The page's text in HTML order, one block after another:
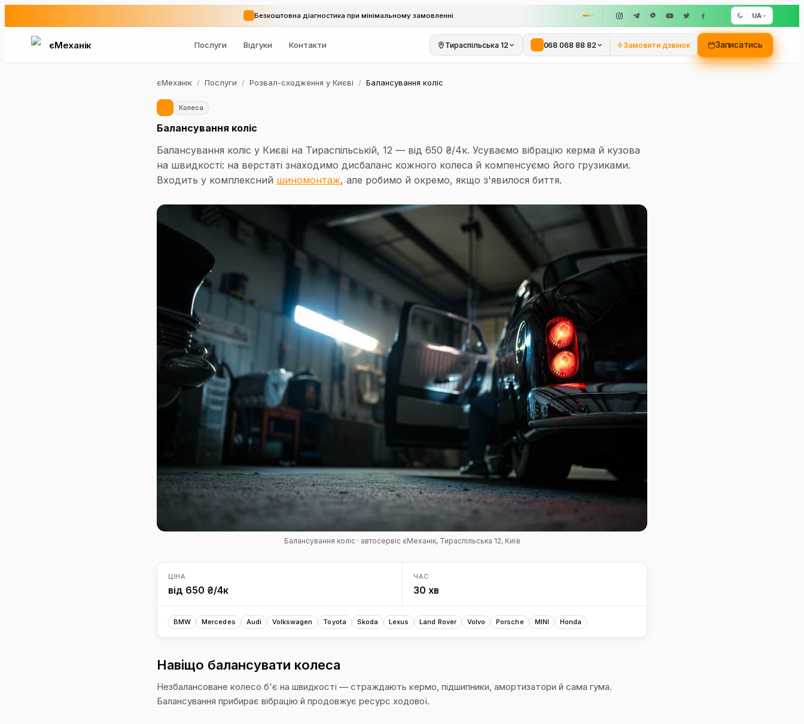
Безкоштовна діагностика при мінімальному замовленні UA
єМеханік Послуги Відгуки Контакти Тираспільська 12 068 068 88 82 Замовити дзвінок Записатись
єМеханік / Послуги / Розвал-сходження у Києві / Балансування коліс
Колеса
Балансування коліс
Балансування коліс у Києві на Тираспільській, 12 — від 650 ₴/4к. Усуваємо вібрацію керма й кузова
на швидкості: на верстаті знаходимо дисбаланс кожного колеса й компенсуємо його грузиками.
Входить у комплексний шиномонтаж, але робимо й окремо, якщо з'явилося биття.
Балансування коліс · автосервіс єМеханік, Тираспільська 12, Київ
ЦІНА
від 650 ₴/4к
ЧАС
30 хв
BMW Mercedes Audi Volkswagen Toyota Skoda Lexus Land Rover Volvo Porsche MINI Honda
Навіщо балансувати колеса
Незбалансоване колесо б'є на швидкості — страждають кермо, підшипники, амортизатори й сама гума.
Балансування прибирає вібрацію й продовжує ресурс ходової.